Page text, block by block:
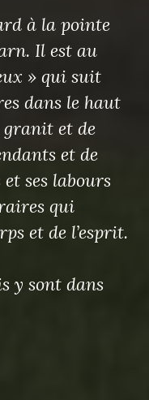
à la pointe
Il est au
» qui suit
dans le haut
granit et de
et de
ses labours
qui
et de l’esprit.
y sont dans